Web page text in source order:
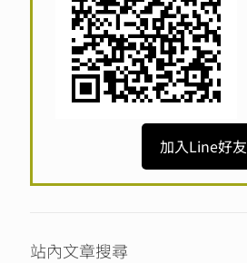
加入Line好友
站內文章搜尋